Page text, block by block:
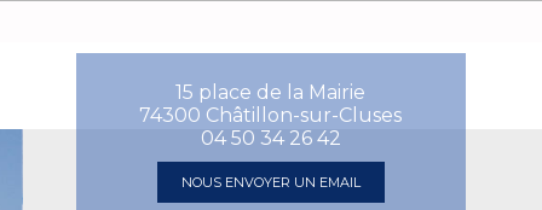
15 place de la Mairie
74300 Châtillon-sur-Cluses
04 50 34 26 42
NOUS ENVOYER UN EMAIL